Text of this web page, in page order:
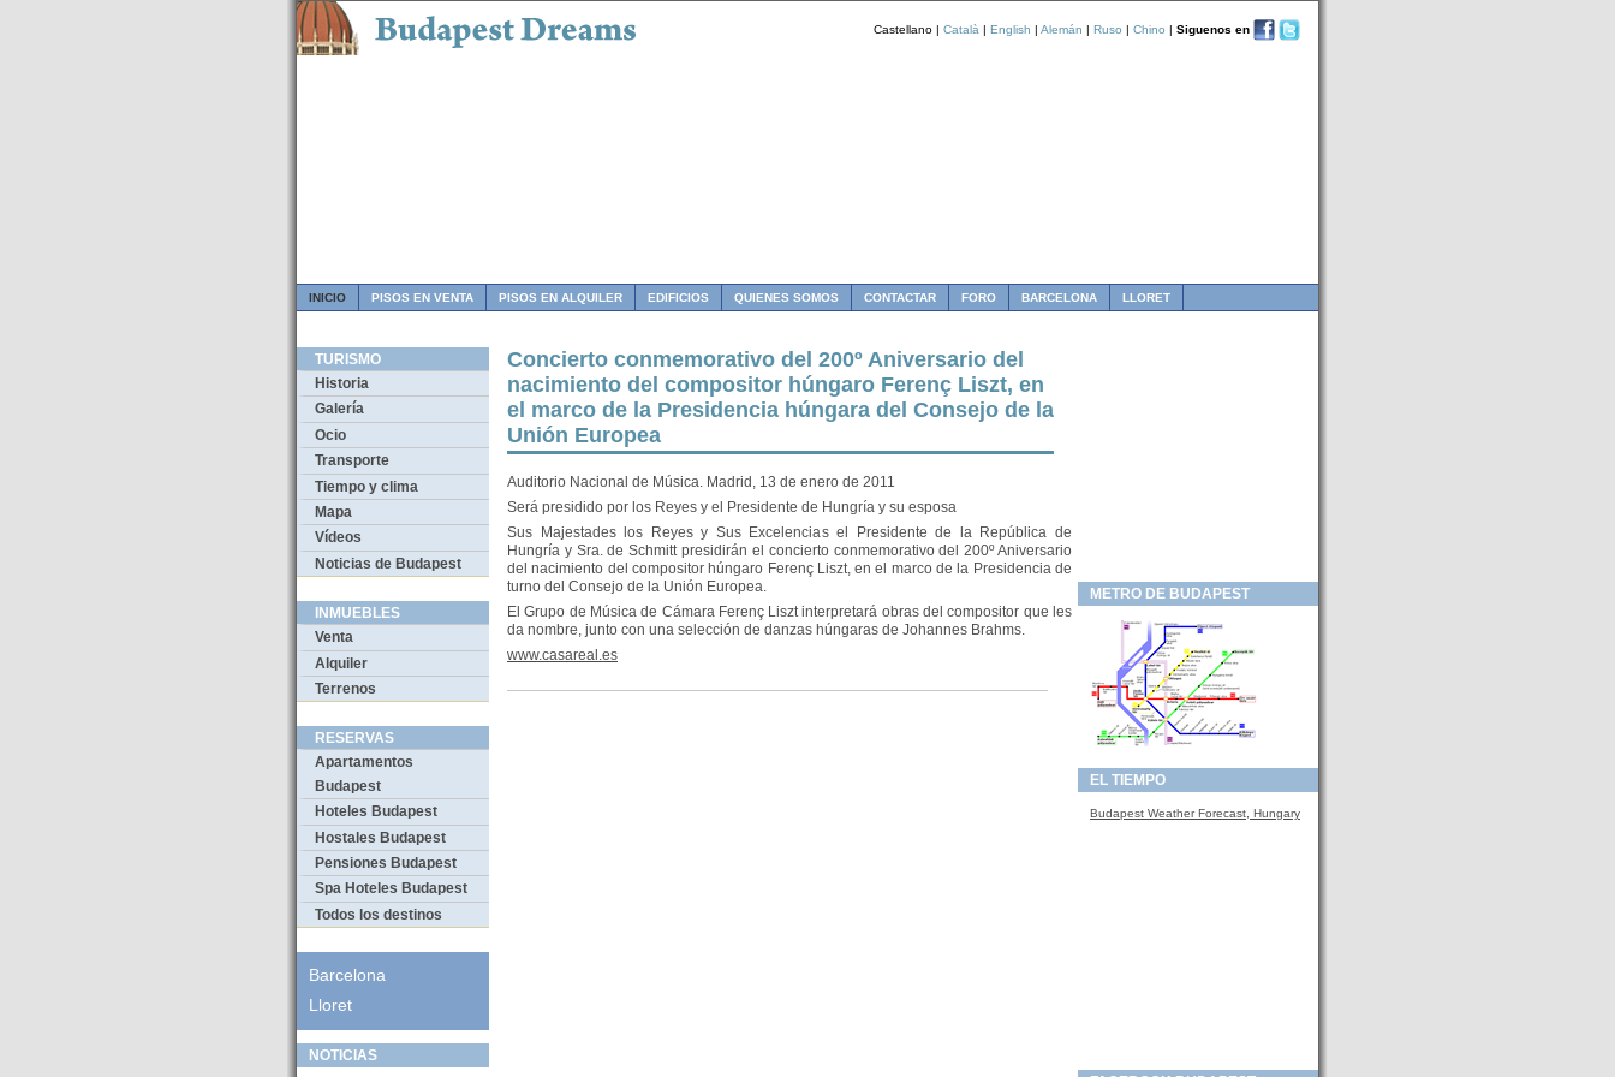
Castellano | Català | English | Alemán | Ruso | Chino | Siguenos en
INICIO PISOS EN VENTA PISOS EN ALQUILER EDIFICIOS QUIENES SOMOS CONTACTAR FORO BARCELONA LLORET
TURISMO
Historia
Galería
Ocio
Transporte
Tiempo y clima
Mapa
Vídeos
Noticias de Budapest
INMUEBLES
Venta
Alquiler
Terrenos
RESERVAS
Apartamentos
Budapest
Hoteles Budapest
Hostales Budapest
Pensiones Budapest
Spa Hoteles Budapest
Todos los destinos
Barcelona
Lloret
NOTICIAS
Concierto conmemorativo del 200º Aniversario del
nacimiento del compositor húngaro Ferenç Liszt, en
el marco de la Presidencia húngara del Consejo de la
Unión Europea
Auditorio Nacional de Música. Madrid, 13 de enero de 2011
Será presidido por los Reyes y el Presidente de Hungría y su esposa
Sus Majestades los Reyes y Sus Excelencias el Presidente de la República de
Hungría y Sra. de Schmitt presidirán el concierto conmemorativo del 200º Aniversario
del nacimiento del compositor húngaro Ferenç Liszt, en el marco de la Presidencia de
turno del Consejo de la Unión Europea.
El Grupo de Música de Cámara Ferenç Liszt interpretará obras del compositor que les
da nombre, junto con una selección de danzas húngaras de Johannes Brahms.
www.casareal.es
METRO DE BUDAPEST
EL TIEMPO
Budapest Weather Forecast, Hungary